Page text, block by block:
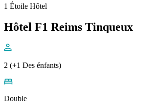
1 Étoile Hôtel
Hôtel F1 Reims Tinqueux
2 (+1 Des énfants)
Double